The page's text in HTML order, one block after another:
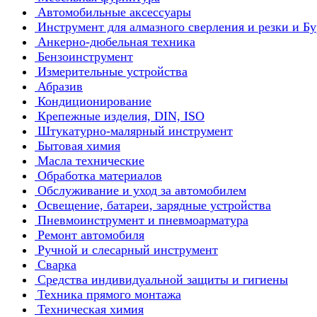
Автомобильные аксессуары
Инструмент для алмазного сверления и резки и
Анкерно-дюбельная техника
Бензоинструмент
Измерительные устройства
Абразив
Кондиционирование
Крепежные изделия, DIN, ISO
Штукатурно-малярный инструмент
Бытовая химия
Масла технические
Обработка материалов
Обслуживание и уход за автомобилем
Освещение, батареи, зарядные устройства
Пневмоинструмент и пневмоарматура
Ремонт автомобиля
Ручной и слесарный инструмент
Сварка
Средства индивидуальной защиты и гигиены
Техника прямого монтажа
Техническая химия